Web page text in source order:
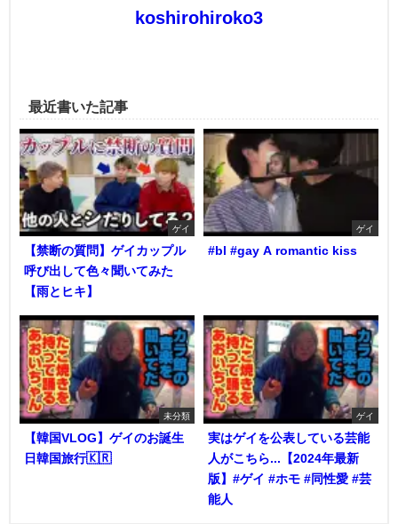
koshirohiroko3
最近書いた記事
ゲイ
【禁断の質問】ゲイカップル
呼び出して色々聞いてみた
【雨とヒキ】
ゲイ
#bl #gay A romantic kiss
未分類
【韓国VLOG】ゲイのお誕生
日韓国旅行🇰🇷
ゲイ
実はゲイを公表している芸能
人がこちら...【2024年最新
版】#ゲイ #ホモ #同性愛 #芸
能人